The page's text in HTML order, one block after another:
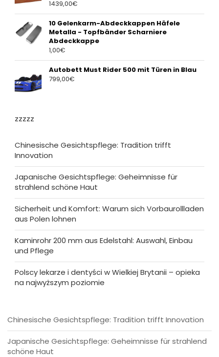
1439,00€
10 Gelenkarm-Abdeckkappen Häfele
Metalla - Topfbänder Scharniere
Abdeckkappe
1,00€
Autobett Must Rider 500 mit Türen in Blau
799,00€
zzzzz
Chinesische Gesichtspflege: Tradition trifft
Innovation
Japanische Gesichtspflege: Geheimnisse für
strahlend schöne Haut
Sicherheit und Komfort: Warum sich Vorbaurollladen
aus Polen lohnen
Kaminrohr 200 mm aus Edelstahl: Auswahl, Einbau
und Pflege
Polscy lekarze i dentyści w Wielkiej Brytanii – opieka
na najwyższym poziomie
Chinesische Gesichtspflege: Tradition trifft Innovation
Japanische Gesichtspflege: Geheimnisse für strahlend
schöne Haut